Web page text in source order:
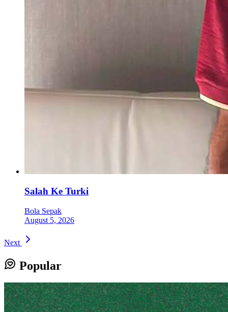
Salah Ke Turki
Bola Sepak
August 5, 2026
Next
Popular